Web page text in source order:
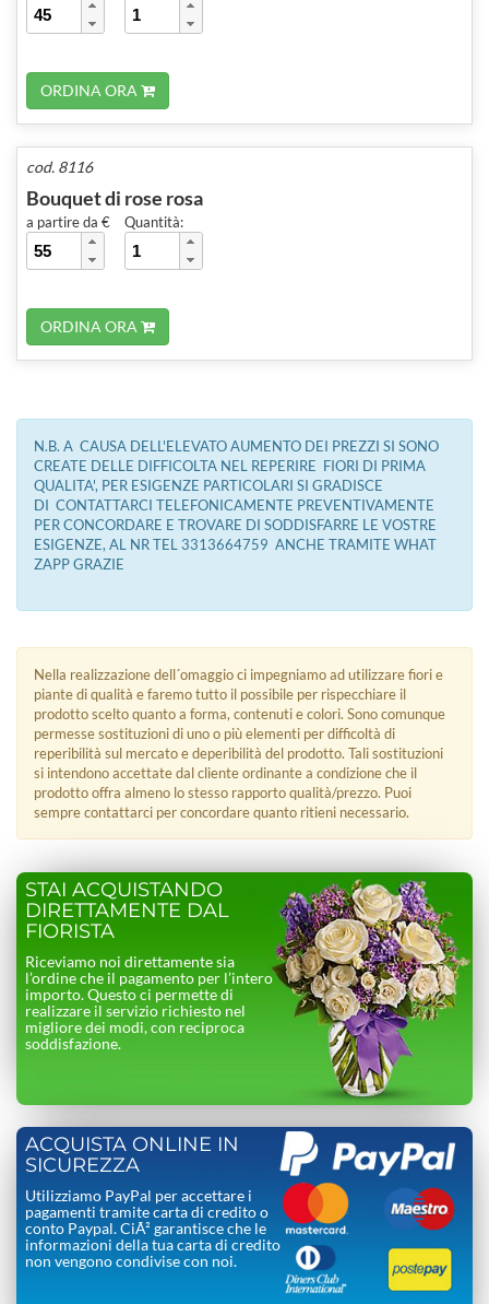
ORDINA ORA
cod. 8116
Bouquet di rose rosa
a partire da € Quantità:
ORDINA ORA
N.B. A CAUSA DELL'ELEVATO AUMENTO DEI PREZZI SI SONO
CREATE DELLE DIFFICOLTA NEL REPERIRE FIORI DI PRIMA
QUALITA', PER ESIGENZE PARTICOLARI SI GRADISCE
DI CONTATTARCI TELEFONICAMENTE PREVENTIVAMENTE
PER CONCORDARE E TROVARE DI SODDISFARRE LE VOSTRE
ESIGENZE, AL NR TEL 3313664759 ANCHE TRAMITE WHAT
ZAPP GRAZIE
Nella realizzazione dell´omaggio ci impegniamo ad utilizzare fiori e
piante di qualità e faremo tutto il possibile per rispecchiare il
prodotto scelto quanto a forma, contenuti e colori. Sono comunque
permesse sostituzioni di uno o più elementi per difficoltà di
reperibilità sul mercato e deperibilità del prodotto. Tali sostituzioni
si intendono accettate dal cliente ordinante a condizione che il
prodotto offra almeno lo stesso rapporto qualità/prezzo. Puoi
sempre contattarci per concordare quanto ritieni necessario.
STAI ACQUISTANDO
DIRETTAMENTE DAL
FIORISTA
Riceviamo noi direttamente sia
l’ordine che il pagamento per l’intero
importo. Questo ci permette di
realizzare il servizio richiesto nel
migliore dei modi, con reciproca
soddisfazione.
ACQUISTA ONLINE IN
SICUREZZA
Utilizziamo PayPal per accettare i
pagamenti tramite carta di credito o
conto Paypal. CiÃ² garantisce che le
informazioni della tua carta di credito
non vengono condivise con noi.